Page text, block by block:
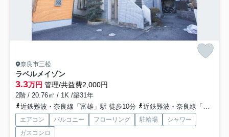
奈良市三松
ラベルメイゾン
3.3万円 管理/共益費2,000円
2階 / 20.76㎡ / 1K /築31年
近鉄難波・奈良線「富雄」駅 徒歩10分
近鉄難波・奈良線「学園前」駅 徒歩30分
エアコン バルコニー フローリング 駐輪場
シャワー
ガスコンロ